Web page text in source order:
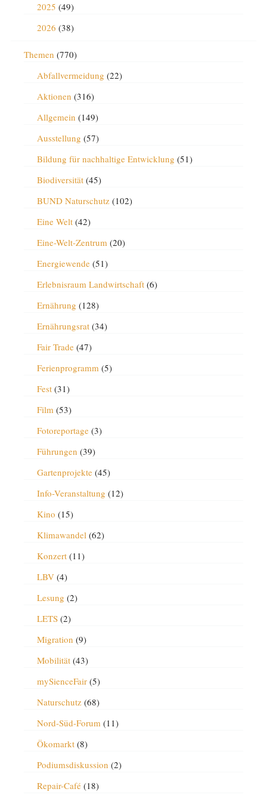
2025 (49)
2026 (38)
Themen (770)
Abfallvermeidung (22)
Aktionen (316)
Allgemein (149)
Ausstellung (57)
Bildung für nachhaltige Entwicklung (51)
Biodiversität(45)
BUND Naturschutz(102)
Eine Welt(42)
Eine-Welt-Zentrum(20)
Energiewende(51)
Erlebnisraum Landwirtschaft(6)
Ernährung (128)
Ernährungsrat(34)
Fair Trade(47)
Ferienprogramm(5)
Fest(31)
Film(53)
Fotoreportage(3)
Führungen (39)
Gartenprojekte(45)
Info-Veranstaltung (12)
Kino (15)
Klimawandel(62)
Konzert(11)
LBV(4)
Lesung (2)
LETS(2)
Migration (9)
Mobilität(43)
mySienceFair(5)
Naturschutz(68)
Nord-Süd-Forum(11)
Ökomarkt(8)
Podiumsdiskussion (2)
Repair-Café(18)